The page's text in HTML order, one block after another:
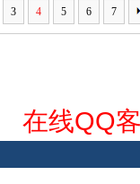
3 4 5 6 7
在线QQ